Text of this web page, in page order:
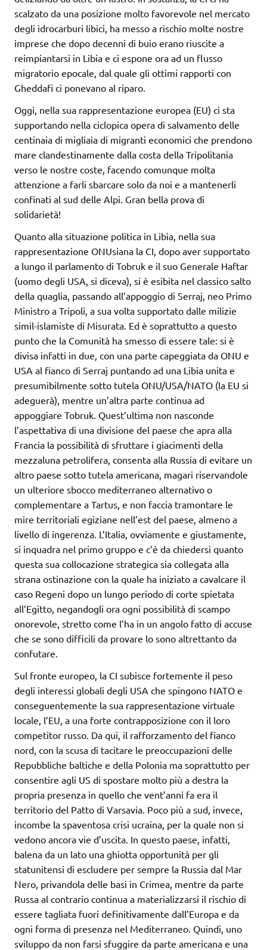
scalzato da una posizione molto favorevole nel mercato
degli idrocarburi libici, ha messo a rischio molte nostre
imprese che dopo decenni di buio erano riuscite a
reimpiantarsi in Libia e ci espone ora ad un flusso
migratorio epocale, dal quale gli ottimi rapporti con
Gheddafi ci ponevano al riparo.
Oggi, nella sua rappresentazione europea (EU) ci sta
supportando nella ciclopica opera di salvamento delle
centinaia di migliaia di migranti economici che prendono
mare clandestinamente dalla costa della Tripolitania
verso le nostre coste, facendo comunque molta
attenzione a farli sbarcare solo da noi e a mantenerli
confinati al sud delle Alpi. Gran bella prova di
solidarietà!
Quanto alla situazione politica in Libia, nella sua
rappresentazione ONUsiana la CI, dopo aver supportato
a lungo il parlamento di Tobruk e il suo Generale Haftar
(uomo degli USA, si diceva), si è esibita nel classico salto
della quaglia, passando all’appoggio di Serraj, neo Primo
Ministro a Tripoli, a sua volta supportato dalle milizie
simil-islamiste di Misurata. Ed è soprattutto a questo
punto che la Comunità ha smesso di essere tale: si è
divisa infatti in due, con una parte capeggiata da ONU e
USA al fianco di Serraj puntando ad una Libia unita e
presumibilmente sotto tutela ONU/USA/NATO (la EU si
adeguerà), mentre un’altra parte continua ad
appoggiare Tobruk. Quest’ultima non nasconde
l’aspettativa di una divisione del paese che apra alla
Francia la possibilità di sfruttare i giacimenti della
mezzaluna petrolifera, consenta alla Russia di evitare un
altro paese sotto tutela americana, magari riservandole
un ulteriore sbocco mediterraneo alternativo o
complementare a Tartus, e non faccia tramontare le
mire territoriali egiziane nell’est del paese, almeno a
livello di ingerenza. L’Italia, ovviamente e giustamente,
si inquadra nel primo gruppo e c’è da chiedersi quanto
questa sua collocazione strategica sia collegata alla
strana ostinazione con la quale ha iniziato a cavalcare il
caso Regeni dopo un lungo periodo di corte spietata
all’Egitto, negandogli ora ogni possibilità di scampo
onorevole, stretto come l’ha in un angolo fatto di accuse
che se sono difficili da provare lo sono altrettanto da
confutare.
Sul fronte europeo, la CI subisce fortemente il peso
degli interessi globali degli USA che spingono NATO e
conseguentemente la sua rappresentazione virtuale
locale, l’EU, a una forte contrapposizione con il loro
competitor russo. Da qui, il rafforzamento del fianco
nord, con la scusa di tacitare le preoccupazioni delle
Repubbliche baltiche e della Polonia ma soprattutto per
consentire agli US di spostare molto più a destra la
propria presenza in quello che vent’anni fa era il
territorio del Patto di Varsavia. Poco più a sud, invece,
incombe la spaventosa crisi ucraina, per la quale non si
vedono ancora vie d’uscita. In questo paese, infatti,
balena da un lato una ghiotta opportunità per gli
statunitensi di escludere per sempre la Russia dal Mar
Nero, privandola delle basi in Crimea, mentre da parte
Russa al contrario continua a materializzarsi il rischio di
essere tagliata fuori definitivamente dall’Europa e da
ogni forma di presenza nel Mediterraneo. Quindi, uno
sviluppo da non farsi sfuggire da parte americana e una